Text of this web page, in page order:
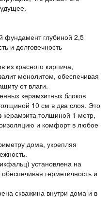
фундамент глубиной 2,5
и долговечность
из красного кирпича,
монолитом, обеспечивая
от влаги.
керамзитных блоков
10 см в два слоя. Это
керамзита толщиной 1 метр,
и комфорт в любое
дома, укрепляя
установлена на
герметичность и
скважина внутри дома и в